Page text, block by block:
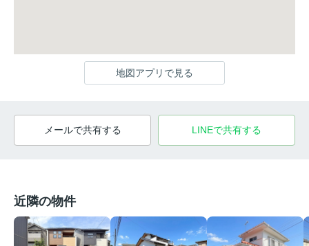
地図アプリで見る
メールで共有する LINEで共有する
近隣の物件